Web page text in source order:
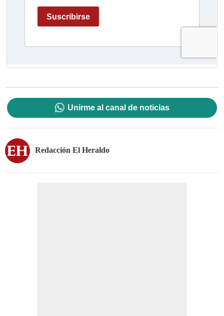
Unirme al canal de noticias
Redacción El Heraldo